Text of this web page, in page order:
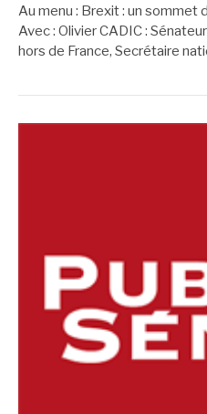
Au menu : Brexit : un sommet
Avec : Olivier CADIC :
hors de France, Secrétaire